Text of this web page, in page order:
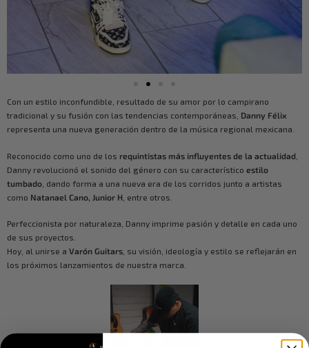
Con un estilo inconfundible, resultado de su amor por lo campirano
tradicional y su fusión con las tendencias contemporáneas, Danny Félix
representa una nueva generación dentro de la música regional mexicana.
Reconocido como uno de los requintistas más influyentes de la actualidad
Danny revolucionó el sonido del género con su característico estilo
tumbado , dando forma a una nueva era de los corridos junto a artistas
como Natanael Cano, Junior H , entre otros.
Perfeccionista por naturaleza, Danny imprime pasión y detalle en cada uno
de sus proyectos.
Hoy, al unirse a Varón Guitars , su visión, ideología y estilo se reflejarán en
los próximos lanzamientos de nuestra marca.